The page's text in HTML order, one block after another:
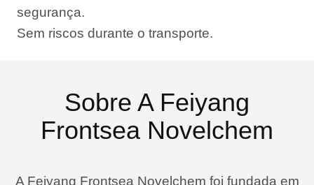
segurança.
Sem riscos durante o transporte.
Sobre A Feiyang
Frontsea Novelchem
A Feiyang Frontsea Novelchem foi fundada em